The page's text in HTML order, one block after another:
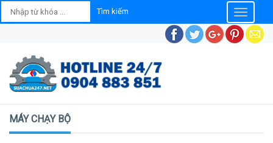
Toggle
MÁY CHẠY BỘ